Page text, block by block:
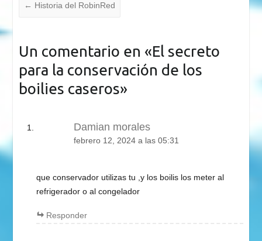
← Historia del RobinRed
Un comentario en «El secreto
para la conservación de los
boilies caseros»
Damian morales
febrero 12, 2024 a las 05:31
que conservador utilizas tu ,y los boilis los meter al
refrigerador o al congelador
Responder